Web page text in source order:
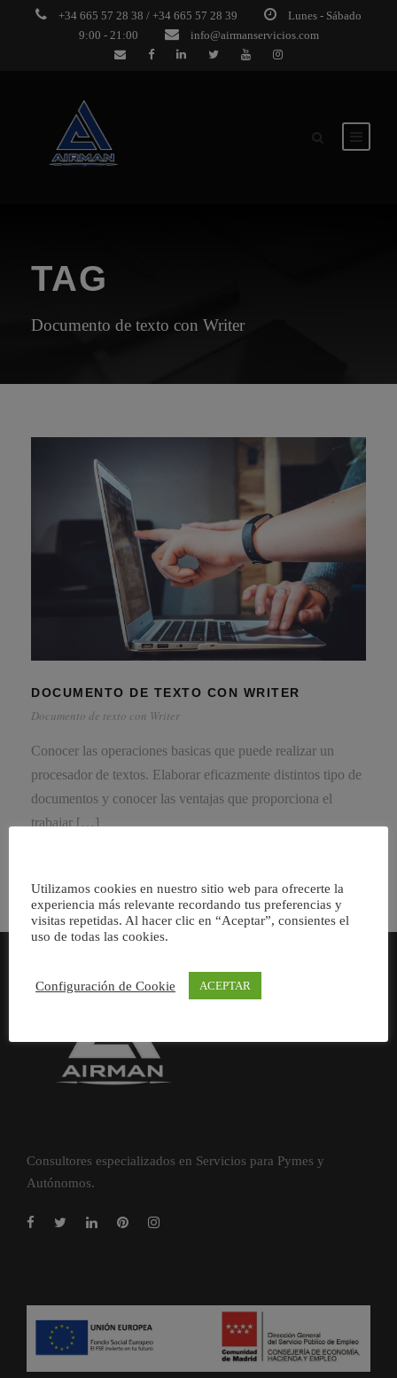
+34 665 57 28 38 / +34 665 57 28 39
Lunes - Sábado
9:00 - 21:00
info@airmanservicios.com
TAG
Documento de texto con Writer
DOCUMENTO DE TEXTO CON WRITER
Documento de texto con Writer
Conocer las operaciones basicas que puede realizar un
procesador de textos. Elaborar eficazmente distintos tipo de
documentos y conocer las ventajas que proporciona el
trabajar […]
Consultores especializados en Servicios para Pymes y
Autónomos.
Utilizamos cookies en nuestro sitio web para ofrecerte la
experiencia más relevante recordando tus preferencias y
visitas repetidas. Al hacer clic en “Aceptar”, consientes el
uso de todas las cookies.
Configuración de Cookie ACEPTAR